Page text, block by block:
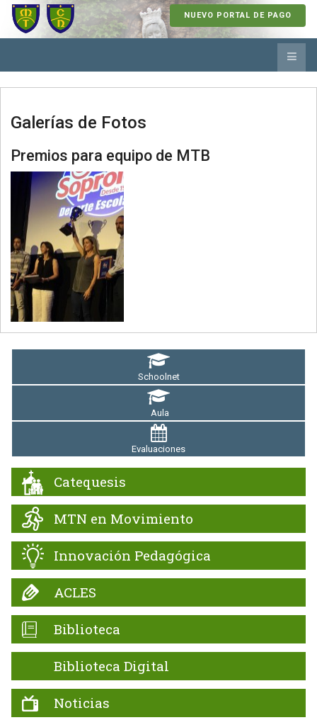
NUEVO PORTAL DE PAGO
Galerías de Fotos
Premios para equipo de MTB
Schoolnet
Aula
Evaluaciones
Catequesis
MTN en Movimiento
Innovación Pedagógica
ACLES
Biblioteca
Biblioteca Digital
Noticias